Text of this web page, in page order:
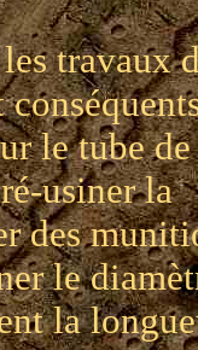
travaux
le tube de
usiner la
des
le
la